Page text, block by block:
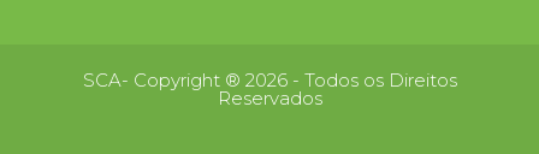
SCA- Copyright ® 2026 - Todos os Direitos
Reservados